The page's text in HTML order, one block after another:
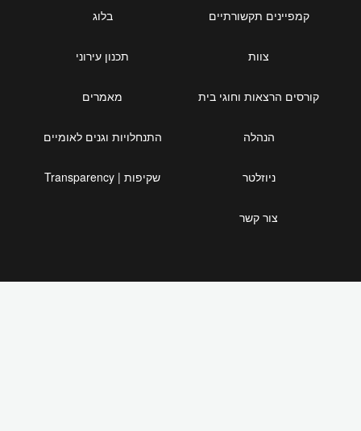
קמפיינים תקשורתיים בלוג
צוות תכנון עירוני
קורסים הרצאות וחוגי בית מאמרים
הנהלה התנחלויות וגנים לאומיים
ניוזלטר שקיפות | Transparency
צור קשר